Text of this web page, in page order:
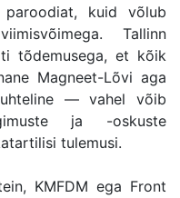
kuid võlub
Tallinn
tõdemusega, et kõik
Magneet-Lõvi aga
— vahel võib
ja -oskuste
tulemusi.
KMFDM ega Front